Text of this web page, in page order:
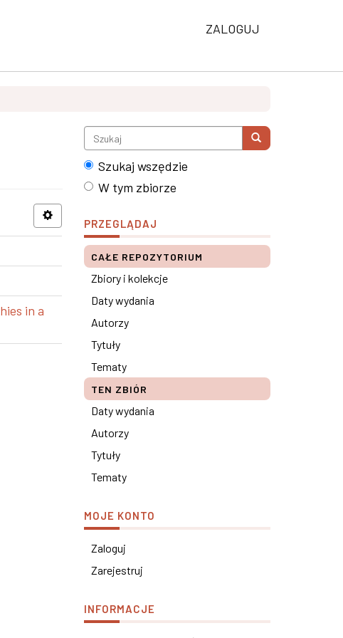
ZALOGUJ
in a
Szukaj wszędzie
W tym zbiorze
PRZEGLĄDAJ
CAŁE REPOZYTORIUM
Zbiory i kolekcje
Daty wydania
Autorzy
Tytuły
Tematy
TEN ZBIÓR
Daty wydania
Autorzy
Tytuły
Tematy
MOJE KONTO
Zaloguj
Zarejestruj
INFORMACJE